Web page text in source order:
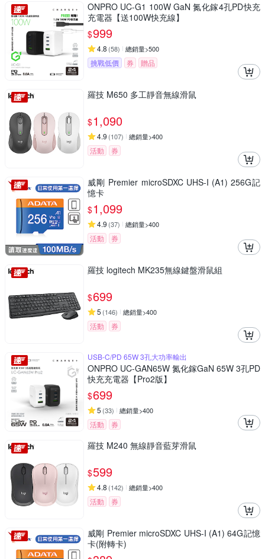
ONPRO UC-G1 100W GaN 氮化鎵4孔PD快充
充電器【送100W快充線】
$999
4.8 (58) 總銷量>500
挑戰低價 券 贈品
羅技 M650 多工靜音無線滑鼠
$1,090
4.9 (107) 總銷量>400
活動 券
威剛 Premier microSDXC UHS-I (A1) 256G記
憶卡
$1,099
4.9 (37) 總銷量>400
活動 券
羅技 logitech MK235無線鍵盤滑鼠組
$699
5 (146) 總銷量>400
活動 券
USB-C/PD 65W 3孔大功率輸出
ONPRO UC-GAN65W 氮化鎵GaN 65W 3孔PD
快充充電器【Pro2版】
$699
5 (33) 總銷量>400
活動 券
羅技 M240 無線靜音藍芽滑鼠
$599
4.8 (142) 總銷量>400
活動 券
威剛 Premier microSDXC UHS-I (A1) 64G記憶
卡(附轉卡)